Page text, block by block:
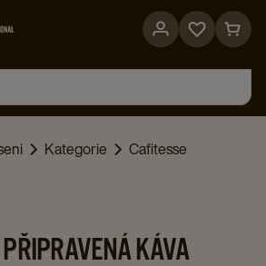
Go
page
Go
page
Kategorie Cafitesse
PŘIPRAVENÁ KÁVA